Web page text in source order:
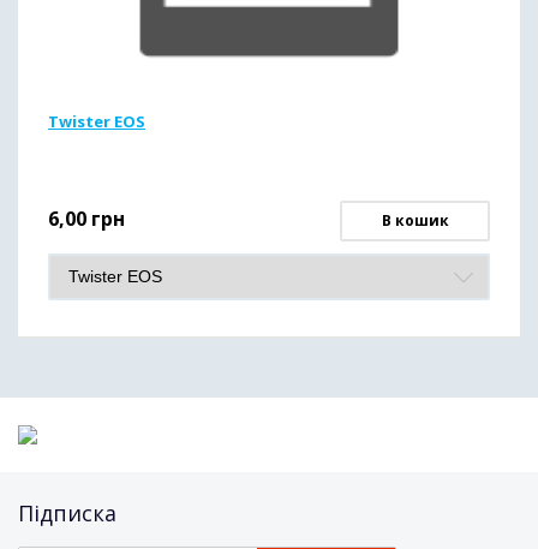
Twister EOS
6,00 грн В кошик
Підписка